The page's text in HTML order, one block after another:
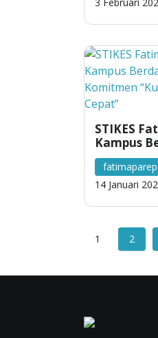
3 Februari
STIKES
Kampus
dengan
Tepat,
14 Januari
1 2